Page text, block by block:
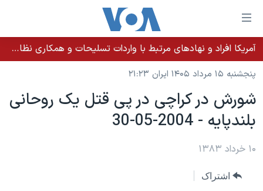
لینکهای
قابل
دسترسی
جهش
محتوای
اصلی
جهش
به
اصلی
خانه
نسخه سبک وب‌سایت
موضوع ها
ایران
آمریکا
برنامه های تلویزیونی
جدول برنامه ها
صفحه‌های ویژه
آمریکا افراد و نهادهای مرتبط با واردات تسلیحات و همکاری نظامی کوبا را تحریم کرد
پنجشنبه ۱۵ مرداد ۱۴۰۵ ایران ۲۱:۲۳
شورش در کراچی در پی قتل يک روحانی
بلندپايه - 2004-05-30
۱۰ خرداد ۱۳۸۳
اشتراک